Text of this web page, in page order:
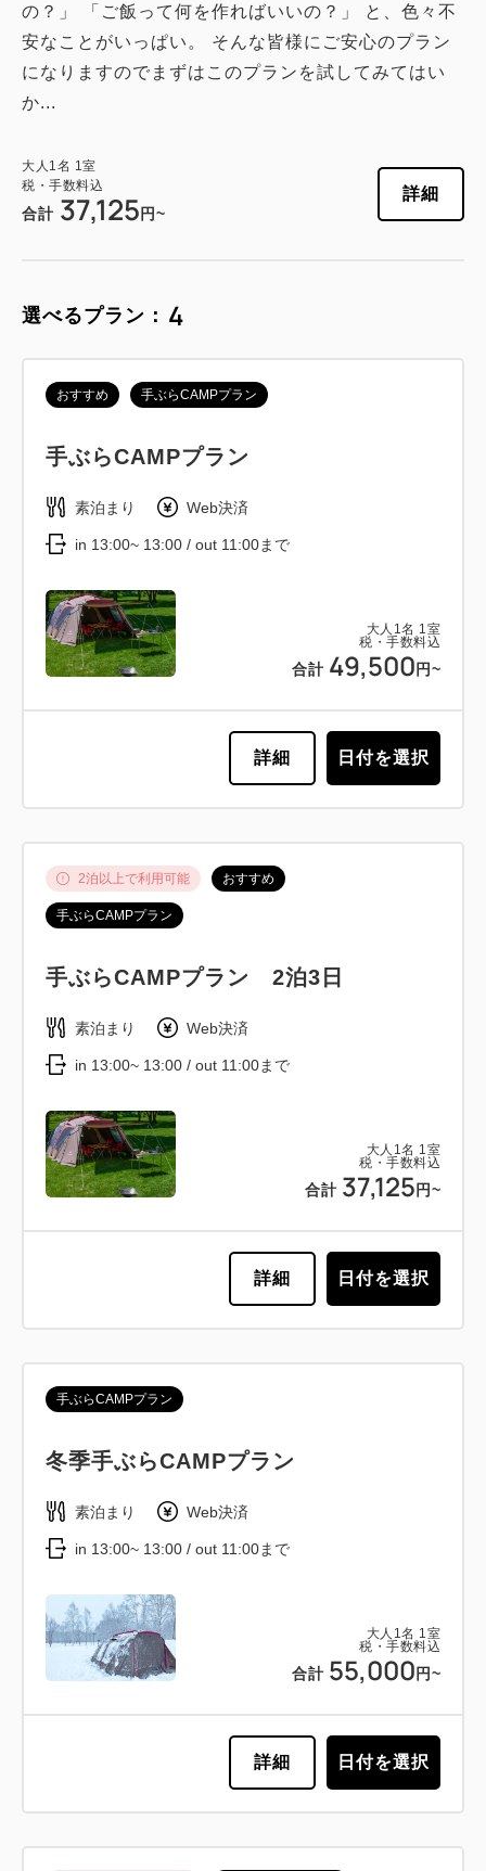
の？」 「ご飯って何を作ればいいの？」 と、色々不
安なことがいっぱい。 そんな皆様にご安心のプラン
になりますのでまずはこのプランを試してみてはい
か...
大人 1 名 1 室
税・手数料込
合計 37,125 円~
詳細
選べるプラン： 4
大人 1 名 1 室
税・手数料込
合計 49,500 円~
おすすめ 手ぶらCAMPプラン
手ぶらCAMPプラン
素泊まり Web決済
in 13:00~ 13:00 / out 11:00まで
詳細 日付を選択
大人 1 名 1 室
税・手数料込
合計 37,125 円~
2泊以上で利用可能 おすすめ
手ぶらCAMPプラン
手ぶらCAMPプラン 2泊3日
素泊まり Web決済
in 13:00~ 13:00 / out 11:00まで
詳細 日付を選択
大人 1 名 1 室
税・手数料込
合計 55,000 円~
手ぶらCAMPプラン
冬季手ぶらCAMPプラン
素泊まり Web決済
in 13:00~ 13:00 / out 11:00まで
詳細 日付を選択